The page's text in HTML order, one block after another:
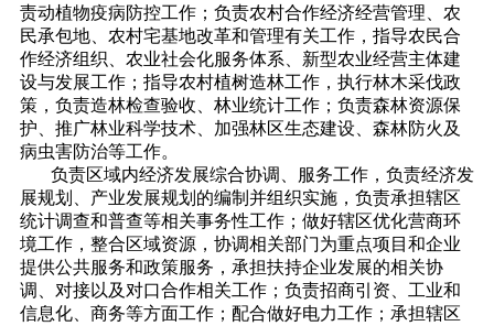
责动植物疫病防控工作；负责农村合作经济经营管理、农
民承包地、农村宅基地改革和管理有关工作，指导农民合
作经济组织、农业社会化服务体系、新型农业经营主体建
设与发展工作；指导农村植树造林工作，执行林木采伐政
策，负责造林检查验收、林业统计工作；负责森林资源保
护、推广林业科学技术、加强林区生态建设、森林防火及
病虫害防治等工作。
负责区域内经济发展综合协调、服务工作，负责经济发
展规划、产业发展规划的编制并组织实施，负责承担辖区
统计调查和普查等相关事务性工作；做好辖区优化营商环
境工作，整合区域资源，协调相关部门为重点项目和企业
提供公共服务和政策服务，承担扶持企业发展的相关协
调、对接以及对口合作相关工作；负责招商引资、工业和
信息化、商务等方面工作；配合做好电力工作；承担辖区